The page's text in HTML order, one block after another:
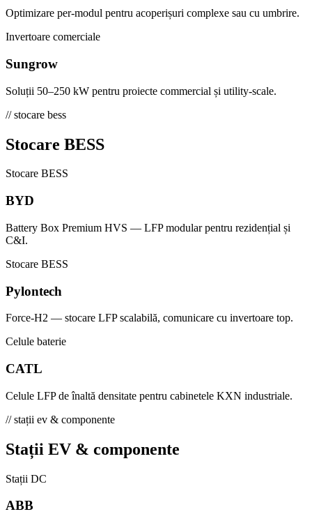
Optimizare per-modul pentru acoperișuri complexe sau cu umbrire.
Invertoare comerciale
Sungrow
Soluții 50–250 kW pentru proiecte commercial și utility-scale.
// stocare bess
Stocare BESS
Stocare BESS
BYD
Battery Box Premium HVS — LFP modular pentru rezidențial și
C&I.
Stocare BESS
Pylontech
Force-H2 — stocare LFP scalabilă, comunicare cu invertoare top.
Celule baterie
CATL
Celule LFP de înaltă densitate pentru cabinetele KXN industriale.
// stații ev & componente
Stații EV & componente
Stații DC
ABB